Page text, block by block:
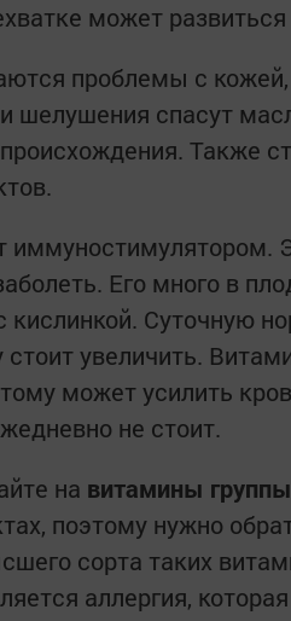
может развиться
проблемы с
шелушения спасут
Также
иммуностимулятором.
Его много в
Суточную
увеличить.
может усилить
не стоит.
на витамины
поэтому нужно
сорта таких
аллергия,